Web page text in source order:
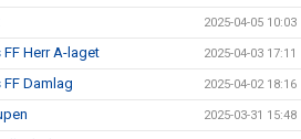
2025-04-05 10:03
Herr A-laget 2025-04-03 17:11
Damlag 2025-04-02 18:16
2025-03-31 15:48